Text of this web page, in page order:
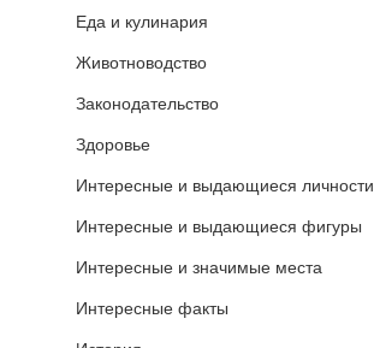
Еда и кулинария
Животноводство
Законодательство
Здоровье
Интересные и выдающиеся личности
Интересные и выдающиеся фигуры
Интересные и значимые места
Интересные факты